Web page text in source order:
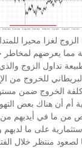
لغزا محيرا
مما يعرضهم لمخاطر
تداول الزوج
للخروج من
الخروج ضمن
أم أن هناك بعض
من ما في أيديهم من
على ما
لصعود منتظر خلال